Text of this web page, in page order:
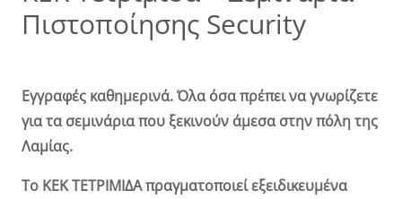
Πιστοποίησης Security
Εγγραφές καθημερινά.Όλα όσα πρέπει να γνωρίζετε
για τα σεμινάρια που ξεκινούν άμεσα στην πόλη της
Λαμίας.
Το ΚΕΚ ΤΕΤΡΙΜΙΔΑ πραγματοποιεί εξειδικευμένα